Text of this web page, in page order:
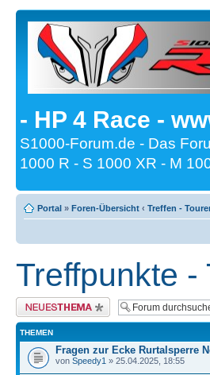
- HP 4 Race -
S1000-Forum.de - Das
1000 R - S 1000 XR - M
Portal » Foren-Übersicht ‹ Treffen -
Treffpunkte -
Neues Thema erstellen
THEMEN
Fragen zur Ecke Rurtalsperre
von Speedy1 » 25.04.2025, 18:55